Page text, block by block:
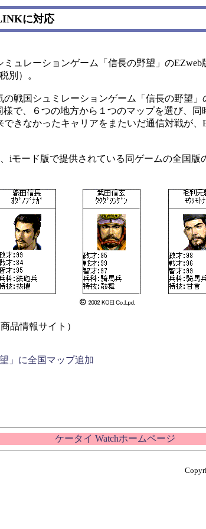
に対応
ュレーションゲーム「信長の野望」の
別）。
戦国シュミレーションゲーム「信長の野望
様で、６つの地方から１つのマップを選び、
きなかったキャリアをまたいだ通信対戦が
モード版で提供されている同ゲームの全国版
品情報サイト）
」に全国マップ追加
ケータイ Watchホームページ